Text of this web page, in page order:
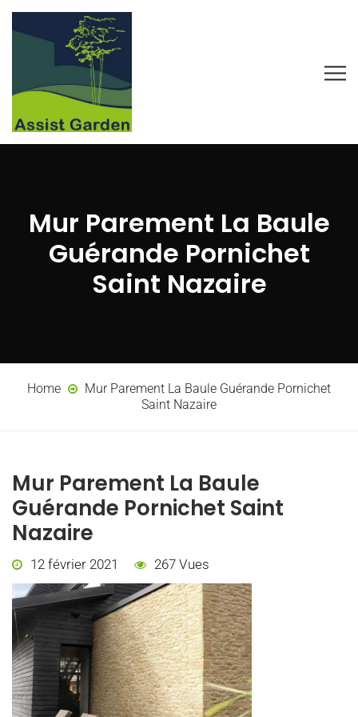
Mur Parement La Baule
Guérande Pornichet
Saint Nazaire
Home
Mur Parement La Baule Guérande Pornichet
Saint Nazaire
Mur Parement La Baule
Guérande Pornichet Saint
Nazaire
12 février 2021 267 Vues